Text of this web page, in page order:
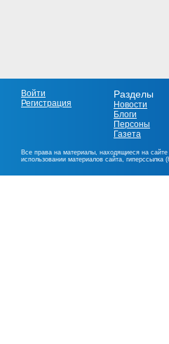
Войти
Регистрация
Разделы
Новости
Блоги
Персоны
Газета
Все права на материалы, находящиеся на
использовании материалов сайта, гиперссылка